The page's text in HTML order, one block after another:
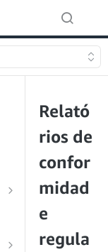
Relató
rios de
confor
midad
e
regula